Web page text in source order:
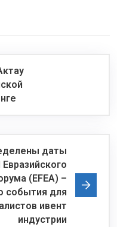
даты
(EFEA) –
события для
ивент
индустрии